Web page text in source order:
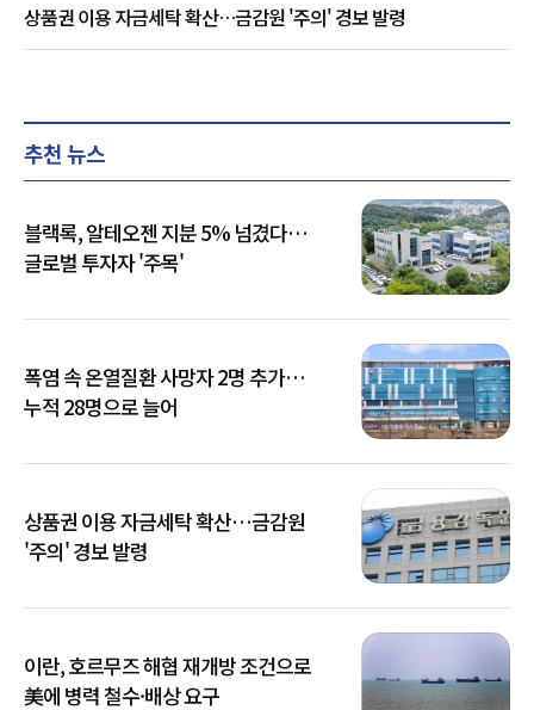
상품권 이용 자금세탁 확산…금감원 '주의' 경보 발령
추천 뉴스
블랙록, 알테오젠 지분 5% 넘겼다…
글로벌 투자자 '주목'
폭염 속 온열질환 사망자 2명 추가…
누적 28명으로 늘어
상품권 이용 자금세탁 확산…금감원
'주의' 경보 발령
이란, 호르무즈 해협 재개방 조건으로
美에 병력 철수·배상 요구